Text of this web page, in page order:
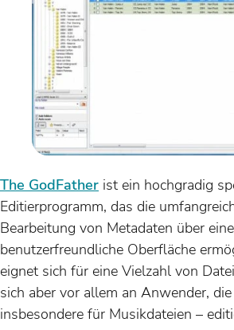
The GodFather ist ein hochgradig
Editierprogramm, das die
Bearbeitung von Metadaten über eine
benutzerfreundliche Oberfläche
eignet sich für eine Vielzahl von
sich aber vor allem an Anwender,
insbesondere für Musikdateien –